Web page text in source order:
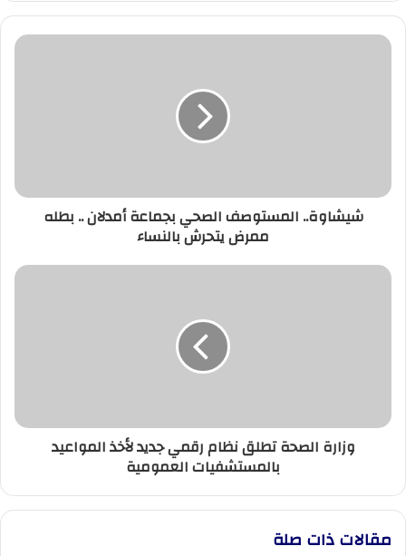
شيشاوة..
يتحرش
بالنساءشيشاوة.. المستوصف الصحي بجماعة أمدلان .. بطله
ممرض يتحرش بالنساء
وزارة
بالمستشفيات
العموميةوزارة الصحة تطلق نظام رقمي جديد لأخذ المواعيد
بالمستشفيات العمومية
مقالات ذات صلة